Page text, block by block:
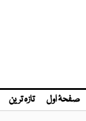
صفحۂ اول تازہ ترین